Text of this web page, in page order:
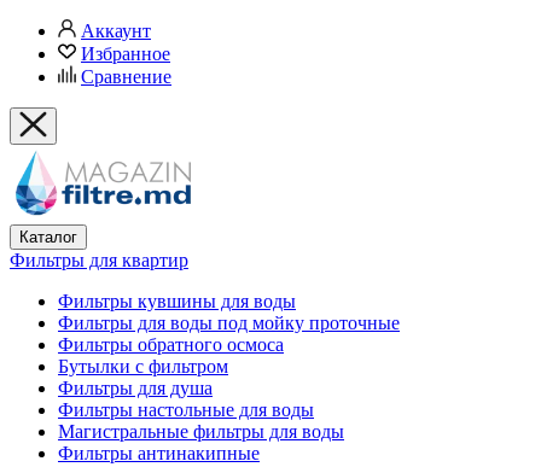
Аккаунт
Избранное
Сравнение
Каталог
Фильтры для квартир
Фильтры кувшины для воды
Фильтры для воды под мойку проточные
Фильтры обратного осмоса
Бутылки с фильтром
Фильтры для душа
Фильтры настольные для воды
Магистральные фильтры для воды
Фильтры антинакипные